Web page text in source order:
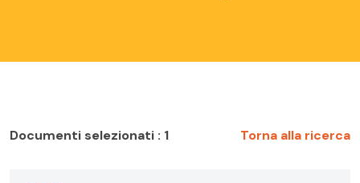
Documenti selezionati : 1 Torna alla ricerca